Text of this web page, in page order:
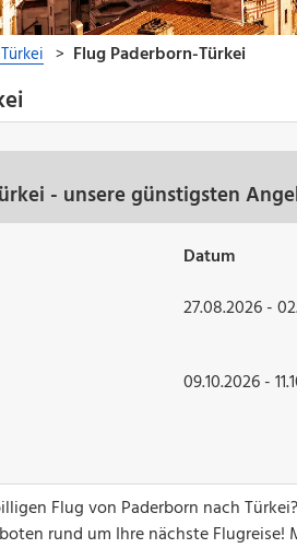
- unsere günstigsten
Datum
27.08.2026 -
09.10.2026 -
Flug von Paderborn nach
rund um Ihre nächste